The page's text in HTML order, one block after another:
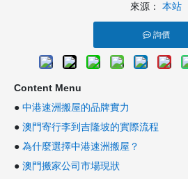
來源： 本站
詢價
Content Menu
● 中港速洲搬屋的品牌實力
● 澳門寄行李到吉隆坡的實際流程
● 為什麼選擇中港速洲搬屋？
● 澳門搬家公司市場現狀